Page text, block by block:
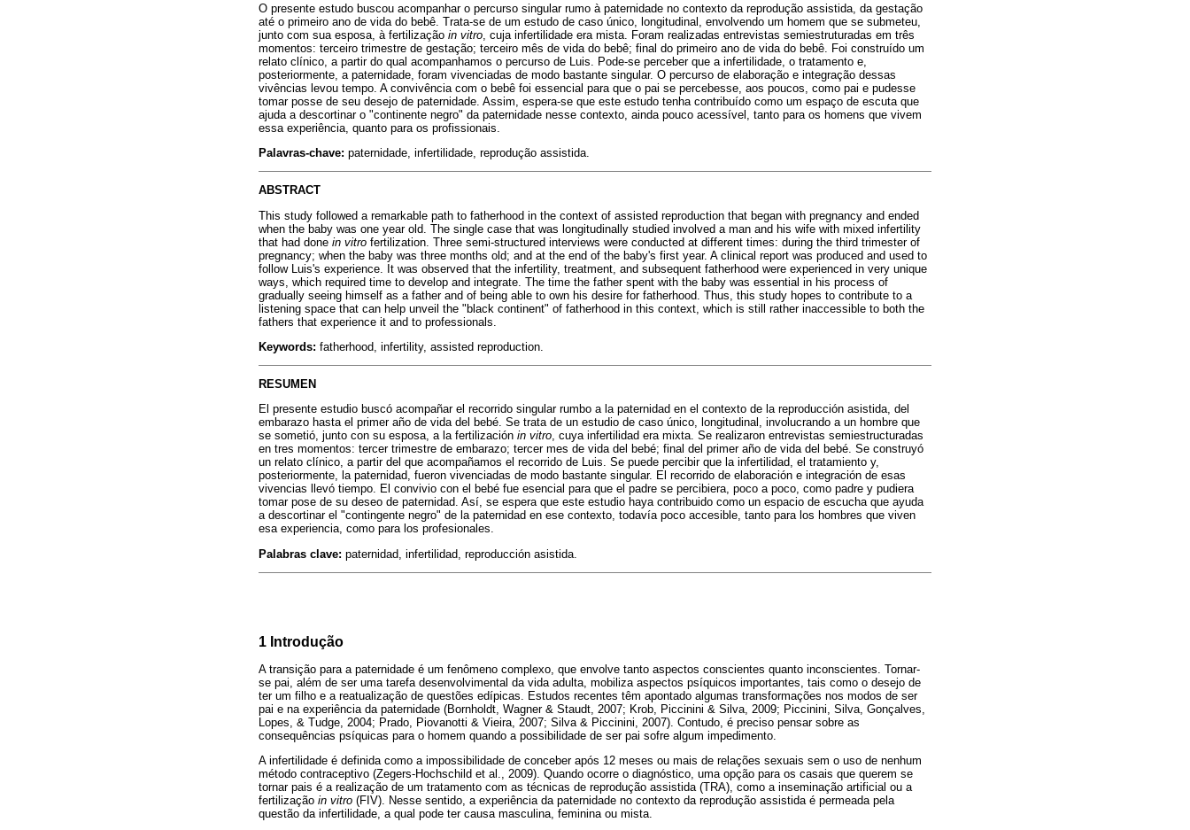
O presente estudo buscou acompanhar o percurso singular rumo à paternidade no contexto da reprodução assistida, da gestação
até o primeiro ano de vida do bebê. Trata-se de um estudo de caso único, longitudinal, envolvendo um homem que se submeteu,
junto com sua esposa, à fertilização in vitro , cuja infertilidade era mista. Foram realizadas entrevistas semiestruturadas em três
momentos: terceiro trimestre de gestação; terceiro mês de vida do bebê; final do primeiro ano de vida do bebê. Foi construído um
relato clínico, a partir do qual acompanhamos o percurso de Luis. Pode-se perceber que a infertilidade, o tratamento e,
posteriormente, a paternidade, foram vivenciadas de modo bastante singular. O percurso de elaboração e integração dessas
vivências levou tempo. A convivência com o bebê foi essencial para que o pai se percebesse, aos poucos, como pai e pudesse
tomar posse de seu desejo de paternidade. Assim, espera-se que este estudo tenha contribuído como um espaço de escuta que
ajuda a descortinar o "continente negro" da paternidade nesse contexto, ainda pouco acessível, tanto para os homens que vivem
essa experiência, quanto para os profissionais.
Palavras-chave: paternidade, infertilidade, reprodução assistida.
ABSTRACT
This study followed a remarkable path to fatherhood in the context of assisted reproduction that began with pregnancy and ended
when the baby was one year old. The single case that was longitudinally studied involved a man and his wife with mixed infertility
that had done in vitro fertilization. Three semi-structured interviews were conducted at different times: during the third trimester of
pregnancy; when the baby was three months old; and at the end of the baby's first year. A clinical report was produced and used to
follow Luis's experience. It was observed that the infertility, treatment, and subsequent fatherhood were experienced in very unique
ways, which required time to develop and integrate. The time the father spent with the baby was essential in his process of
gradually seeing himself as a father and of being able to own his desire for fatherhood. Thus, this study hopes to contribute to a
listening space that can help unveil the "black continent" of fatherhood in this context, which is still rather inaccessible to both the
fathers that experience it and to professionals.
Keywords: fatherhood, infertility, assisted reproduction.
RESUMEN
El presente estudio buscó acompañar el recorrido singular rumbo a la paternidad en el contexto de la reproducción asistida, del
embarazo hasta el primer año de vida del bebé. Se trata de un estudio de caso único, longitudinal, involucrando a un hombre que
se sometió, junto con su esposa, a la fertilización in vitro, cuya infertilidad era mixta. Se realizaron entrevistas semiestructuradas
en tres momentos: tercer trimestre de embarazo; tercer mes de vida del bebé; final del primer año de vida del bebé. Se construyó
un relato clínico, a partir del que acompañamos el recorrido de Luis. Se puede percibir que la infertilidad, el tratamiento y,
posteriormente, la paternidad, fueron vivenciadas de modo bastante singular. El recorrido de elaboración e integración de esas
vivencias llevó tiempo. El convivio con el bebé fue esencial para que el padre se percibiera, poco a poco, como padre y pudiera
tomar pose de su deseo de paternidad. Así, se espera que este estudio haya contribuido como un espacio de escucha que ayuda
a descortinar el "contingente negro" de la paternidad en ese contexto, todavía poco accesible, tanto para los hombres que viven
esa experiencia, como para los profesionales.
Palabras clave: paternidad, infertilidad, reproducción asistida.
1 Introdução
A transição para a paternidade é um fenômeno complexo, que envolve tanto aspectos conscientes quanto inconscientes. Tornar-
se pai, além de ser uma tarefa desenvolvimental da vida adulta, mobiliza aspectos psíquicos importantes, tais como o desejo de
ter um filho e a reatualização de questões edípicas. Estudos recentes têm apontado algumas transformações nos modos de ser
pai e na experiência da paternidade (Bornholdt, Wagner & Staudt, 2007; Krob, Piccinini & Silva, 2009; Piccinini, Silva, Gonçalves,
Lopes, & Tudge, 2004; Prado, Piovanotti & Vieira, 2007; Silva & Piccinini, 2007). Contudo, é preciso pensar sobre as
consequências psíquicas para o homem quando a possibilidade de ser pai sofre algum impedimento.
A infertilidade é definida como a impossibilidade de conceber após 12 meses ou mais de relações sexuais sem o uso de nenhum
método contraceptivo (Zegers-Hochschild et al., 2009). Quando ocorre o diagnóstico, uma opção para os casais que querem se
tornar pais é a realização de um tratamento com as técnicas de reprodução assistida (TRA), como a inseminação artificial ou a
fertilização in vitro (FIV). Nesse sentido, a experiência da paternidade no contexto da reprodução assistida é permeada pela
questão da infertilidade, a qual pode ter causa masculina, feminina ou mista.